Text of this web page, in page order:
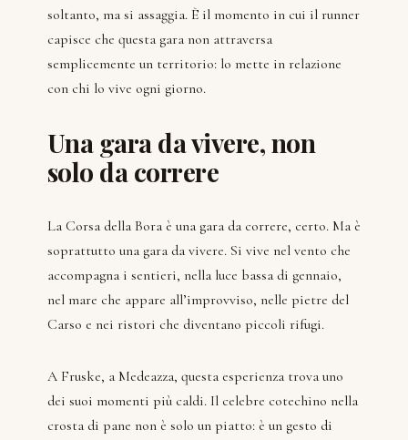
soltanto, ma si assaggia. È il momento in cui il runner
capisce che questa gara non attraversa
semplicemente un territorio: lo mette in relazione
con chi lo vive ogni giorno.
Una gara da vivere, non
solo da correre
La Corsa della Bora è una gara da correre, certo. Ma è
soprattutto una gara da vivere. Si vive nel vento che
accompagna i sentieri, nella luce bassa di gennaio,
nel mare che appare all’improvviso, nelle pietre del
Carso e nei ristori che diventano piccoli rifugi.
A Fruske, a Medeazza, questa esperienza trova uno
dei suoi momenti più caldi. Il celebre cotechino nella
crosta di pane non è solo un piatto: è un gesto di